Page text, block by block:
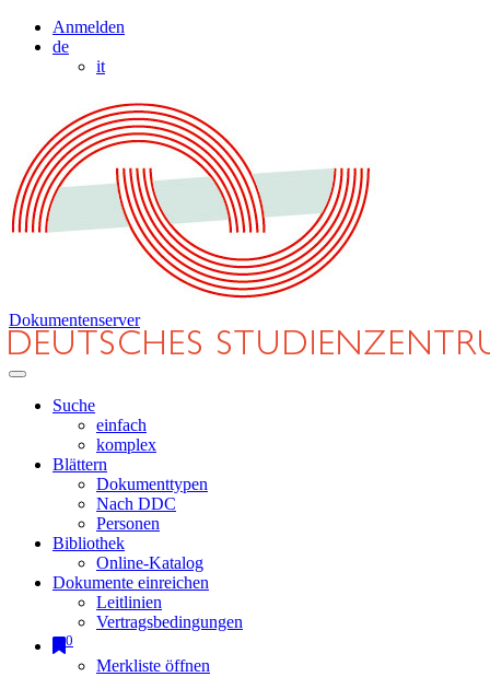
Anmelden
de
it
Dokumentenserver
Suche
einfach
komplex
Blättern
Dokumenttypen
Nach DDC
Personen
Bibliothek
Online-Katalog
Dokumente einreichen
Leitlinien
Vertragsbedingungen
0
Merkliste öffnen